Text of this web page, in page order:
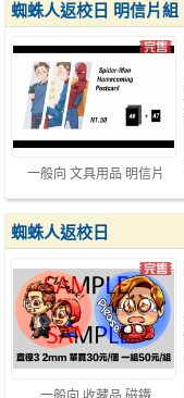
一般向 文具用品 明信片
蜘蛛人返校日 明信片組
蜘蛛人返校日